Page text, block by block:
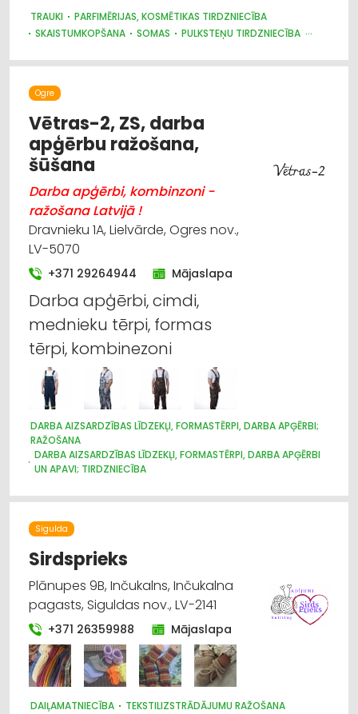
KRĀSAS, LAKAS, BŪVĶĪMIJA: TIRDZNIECĪBA
VENTILĀCIJAS UN KONDICIONĒŠANAS SISTĒMAS UN IEKĀRTAS
AGROĶĪMIJA, MĒSLOŠANAS LĪDZEKĻI
TRAUKI
PARFIMĒRIJAS, KOSMĒTIKAS TIRDZNIECĪBA
SKAISTUMKOPŠANA
SOMAS
PULKSTEŅU TIRDZNIECĪBA
SŪKŅI, PUMPJI, VĀRSTI, VENTIĻI
SAIMNIECĪBAS PREČU TIRDZNIECĪBA
PĀRTIKAS PIEDEVAS, GARŠVIELAS, UZTURA BAGĀTINĀTĀJI
Ogre
Vētras-2, ZS, darba
apģērbu ražošana,
šūšana
Darba apģērbi, kombinzoni -
ražošana Latvijā !
Dravnieku 1A, Lielvārde, Ogres nov.,
LV-5070
+371 29264944 Mājaslapa
Darba apģērbi, cimdi,
mednieku tērpi, formas
tērpi, kombinezoni
DARBA AIZSARDZĪBAS LĪDZEKĻI, FORMASTĒRPI, DARBA APĢĒRBI;
RAŽOŠANA
DARBA AIZSARDZĪBAS LĪDZEKĻI, FORMASTĒRPI, DARBA APĢĒRBI
UN APAVI; TIRDZNIECĪBA
VAIRUMTIRDZNIECĪBA
Sigulda
Sirdsprieks
Plānupes 9B, Inčukalns, Inčukalna
pagasts, Siguldas nov., LV-2141
+371 26359988 Mājaslapa
DAIĻAMATNIECĪBA
TEKSTILIZSTRĀDĀJUMU RAŽOŠANA